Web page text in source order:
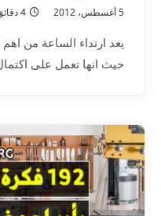
5 أغسطس، 2012 4 دقائق
يعد ارتداء الساعة من
حيث انها تعمل على